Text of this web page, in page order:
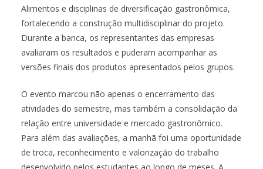
Alimentos e disciplinas de diversificação gastronômica,
fortalecendo a construção multidisciplinar do projeto.
Durante a banca, os representantes das empresas
avaliaram os resultados e puderam acompanhar as
versões finais dos produtos apresentados pelos grupos.
O evento marcou não apenas o encerramento das
atividades do semestre, mas também a consolidação da
relação entre universidade e mercado gastronômico.
Para além das avaliações, a manhã foi uma oportunidade
de troca, reconhecimento e valorização do trabalho